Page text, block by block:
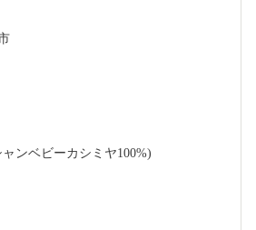
ンベビーカシミヤ100%)